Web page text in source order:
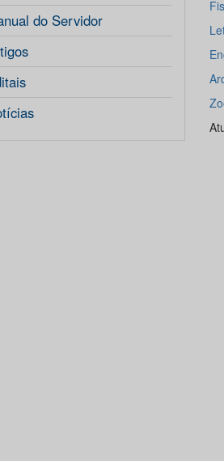
do Servidor